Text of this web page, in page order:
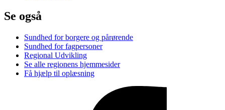
Se også
Sundhed for borgere og pårørende
Sundhed for fagpersoner
Regional Udvikling
Se alle regionens hjemmesider
Få hjælp til oplæsning